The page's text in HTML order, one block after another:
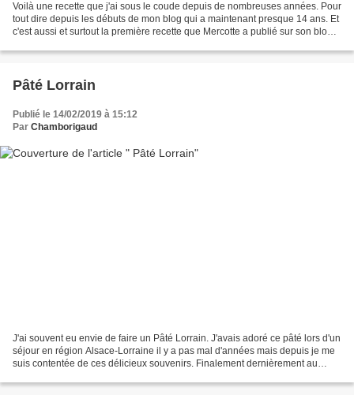
Voilà une recette que j'ai sous le coude depuis de nombreuses années. Pour
tout dire depuis les débuts de mon blog qui a maintenant presque 14 ans. Et
c'est aussi et surtout la première recette que Mercotte a publié sur son blog.
Pâté Lorrain
Publié le 14/02/2019 à 15:12
Par Chamborigaud
J'ai souvent eu envie de faire un Pâté Lorrain. J'avais adoré ce pâté lors d'un
séjour en région Alsace-Lorraine il y a pas mal d'années mais depuis je me
suis contentée de ces délicieux souvenirs. Finalement dernièrement au